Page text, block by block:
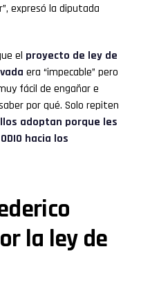
expresó la diputada
el proyecto de ley de
era “impecable” pero
fácil de engañar e
por qué. Solo repiten
adoptan porque les
hacia los
la ley de